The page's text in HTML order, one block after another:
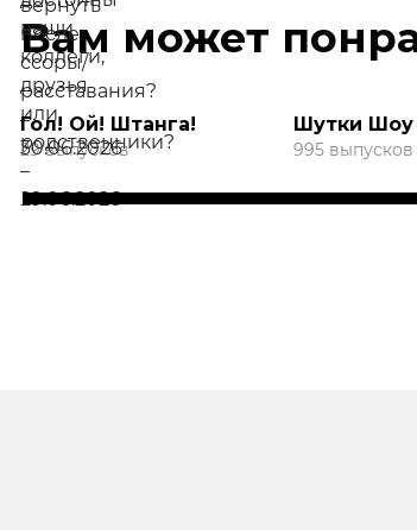
Вам может
Гол! Ой! Штанга!
29 выпусков
Шутки
FM
995 выпусков